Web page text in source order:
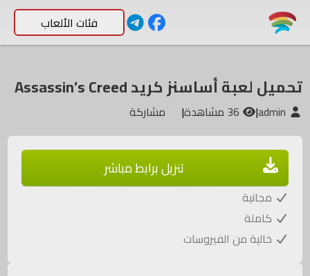
فئات الألعاب
تحميل لعبة أساسنز كريد Assassin’s Creed
|
| مشاركة
تنزيل برابط مباشر
مجانية
كاملة
خالية من الفيروسات